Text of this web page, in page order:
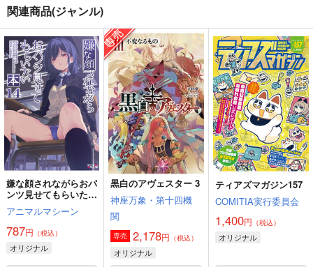
関連商品(ジャンル)
嫌な顔されながらおパ
ンツ見せてもらいたい
本14
アニマルマシーン
787円 （税込）
オリジナル
黒白のアヴェスター 3
神座万象・第十四機
関
専売 2,178円 （税込）
オリジナル
ティアズマガジン157
COMITIA実行委員会
1,400円 （税込）
オリジナル